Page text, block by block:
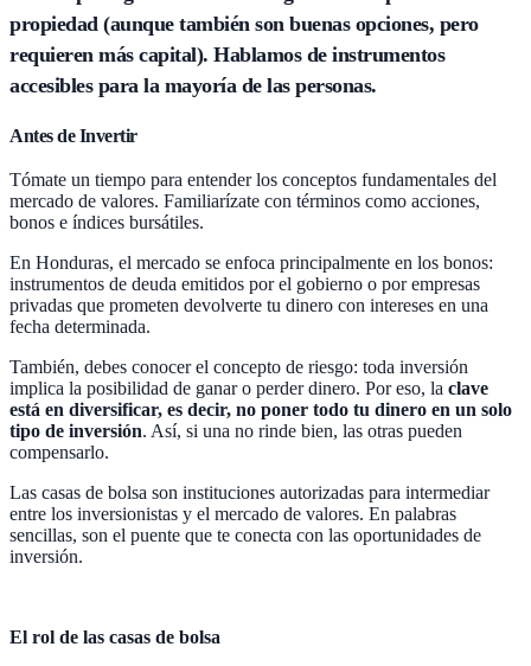
propiedad (aunque también son buenas opciones, pero
requieren más capital). Hablamos de instrumentos
accesibles para la mayoría de las personas.
Antes de Invertir
Tómate un tiempo para entender los conceptos fundamentales del
mercado de valores. Familiarízate con términos como acciones,
bonos e índices bursátiles.
En Honduras, el mercado se enfoca principalmente en los bonos:
instrumentos de deuda emitidos por el gobierno o por empresas
privadas que prometen devolverte tu dinero con intereses en una
fecha determinada.
También, debes conocer el concepto de riesgo: toda inversión
implica la posibilidad de ganar o perder dinero. Por eso, la clave
está en diversificar, es decir, no poner todo tu dinero en un solo
tipo de inversión. Así, si una no rinde bien, las otras pueden
compensarlo.
Las casas de bolsa son instituciones autorizadas para intermediar
entre los inversionistas y el mercado de valores. En palabras
sencillas, son el puente que te conecta con las oportunidades de
inversión.
El rol de las casas de bolsa